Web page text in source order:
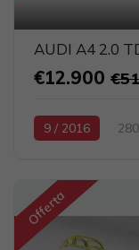
€12.900
9 / 2016
Offerta